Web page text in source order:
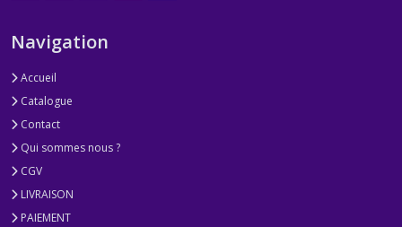
Navigation
Accueil
Catalogue
Contact
Qui sommes nous ?
CGV
LIVRAISON
PAIEMENT